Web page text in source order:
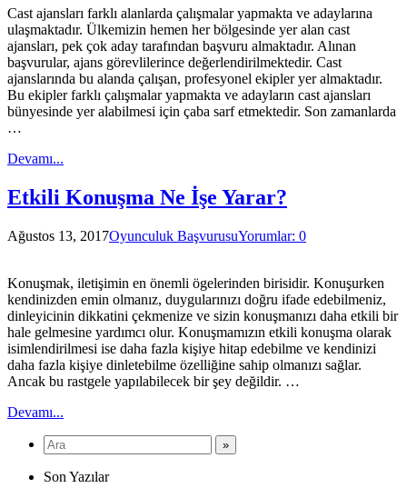
Cast ajansları farklı alanlarda çalışmalar yapmakta ve adaylarına
ulaşmaktadır. Ülkemizin hemen her bölgesinde yer alan cast
ajansları, pek çok aday tarafından başvuru almaktadır. Alınan
başvurular, ajans görevlilerince değerlendirilmektedir. Cast
ajanslarında bu alanda çalışan, profesyonel ekipler yer almaktadır.
Bu ekipler farklı çalışmalar yapmakta ve adayların cast ajansları
bünyesinde yer alabilmesi için çaba sarf etmektedir. Son zamanlarda
…
Devamı...
Etkili Konuşma Ne İşe Yarar?
Ağustos 13, 2017Oyunculuk BaşvurusuYorumlar: 0
Konuşmak, iletişimin en önemli ögelerinden birisidir. Konuşurken
kendinizden emin olmanız, duygularınızı doğru ifade edebilmeniz,
dinleyicinin dikkatini çekmenize ve sizin konuşmanızı daha etkili bir
hale gelmesine yardımcı olur. Konuşmamızın etkili konuşma olarak
isimlendirilmesi ise daha fazla kişiye hitap edebilme ve kendinizi
daha fazla kişiye dinletebilme özelliğine sahip olmanızı sağlar.
Ancak bu rastgele yapılabilecek bir şey değildir. …
Devamı...
Son Yazılar